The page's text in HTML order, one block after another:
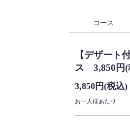
コース
【デザート
ス 3,850円(
3,850円(税込)
お一人様あたり